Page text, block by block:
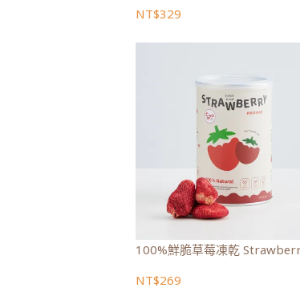
NT$329
100%鮮脆草莓凍乾
NT$269